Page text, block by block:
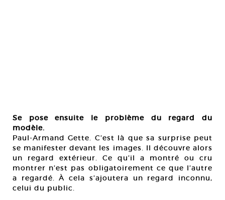
Se pose ensuite le problème du regard du
modèle.
Paul-Armand Gette. C’est là que sa surprise peut
se manifester devant les images. Il découvre alors
un regard extérieur. Ce qu’il a montré ou cru
montrer n’est pas obligatoirement ce que l’autre
a regardé. À cela s’ajoutera un regard inconnu,
celui du public.